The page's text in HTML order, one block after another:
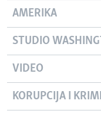
AMERIKA
STUDIO
VIDEO
KORUPCIJA I